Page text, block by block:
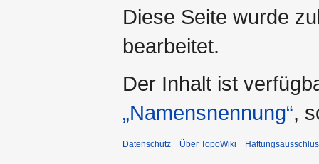
Diese Seite wurde
bearbeitet.
Der Inhalt ist
„Namensnennung“,
Datenschutz Über TopoWiki